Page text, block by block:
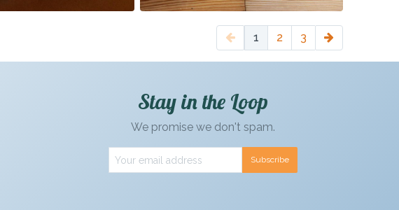
1 2 3
Stay in the Loop
We promise we don't spam.
Subscribe